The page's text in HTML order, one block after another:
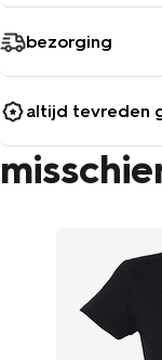
bezorging
altijd tevreden